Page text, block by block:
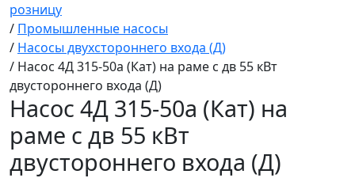
розницу
/ Промышленные насосы
/ Насосы двухстороннего входа (Д)
/ Насос 4Д 315-50а (Кат) на раме с дв 55 кВт
двустороннего входа (Д)
Насос 4Д 315-50а (Кат) на
раме с дв 55 кВт
двустороннего входа (Д)